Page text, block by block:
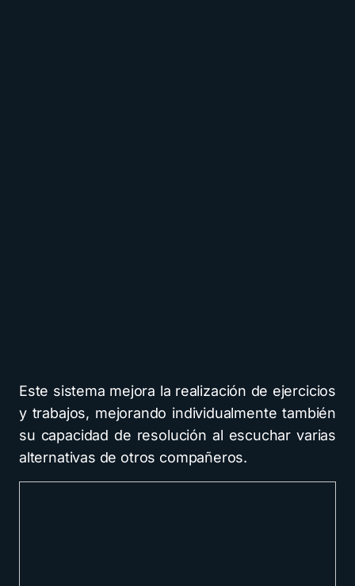
Este sistema mejora la realización de ejercicios
y trabajos, mejorando individualmente también
su capacidad de resolución al escuchar varias
alternativas de otros compañeros.